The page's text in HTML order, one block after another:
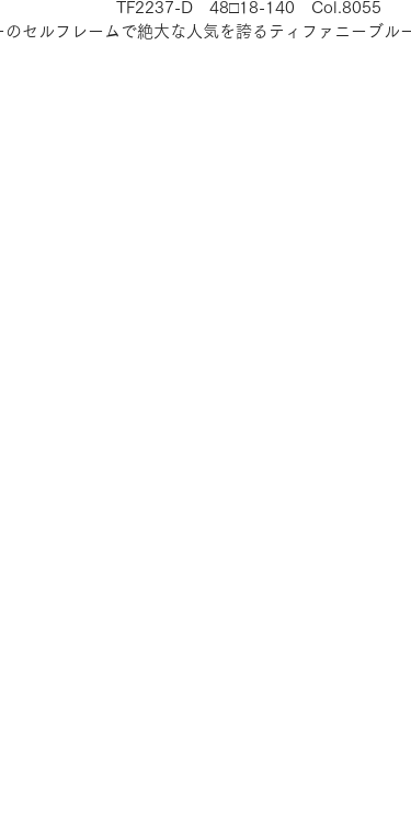
TF2237-D　48□18-140　Col.8055
のセルフレームで絶大な人気を誇るティファニーブル